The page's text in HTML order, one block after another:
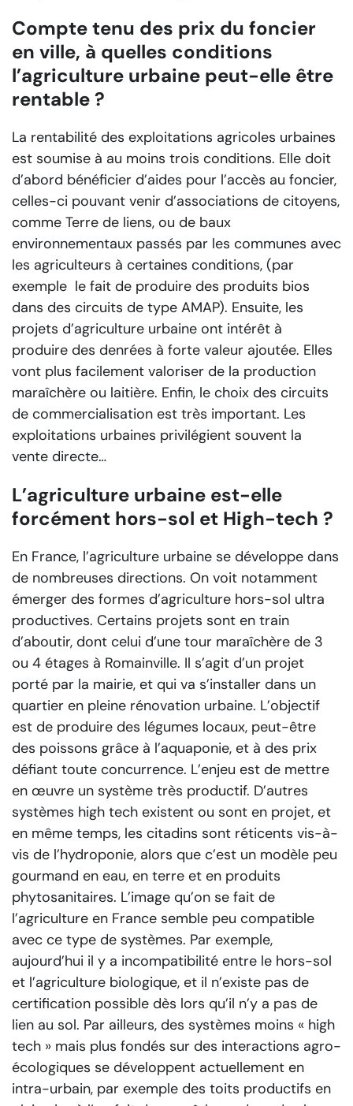
Compte tenu des prix du foncier
en ville, à quelles conditions
l’agriculture urbaine peut-elle être
rentable ?
La rentabilité des exploitations agricoles urbaines
est soumise à au moins trois conditions. Elle doit
d’abord bénéficier d’aides pour l’accès au foncier,
celles-ci pouvant venir d’associations de citoyens,
comme Terre de liens, ou de baux
environnementaux passés par les communes avec
les agriculteurs à certaines conditions, (par
exemple le fait de produire des produits bios
dans des circuits de type AMAP). Ensuite, les
projets d’agriculture urbaine ont intérêt à
produire des denrées à forte valeur ajoutée. Elles
vont plus facilement valoriser de la production
maraîchère ou laitière. Enfin, le choix des circuits
de commercialisation est très important. Les
exploitations urbaines privilégient souvent la
vente directe…
L’agriculture urbaine est-elle
forcément hors-sol et High-tech ?
En France, l’agriculture urbaine se développe dans
de nombreuses directions. On voit notamment
émerger des formes d’agriculture hors-sol ultra
productives. Certains projets sont en train
d’aboutir, dont celui d’une tour maraîchère de 3
ou 4 étages à Romainville. Il s’agit d’un projet
porté par la mairie, et qui va s’installer dans un
quartier en pleine rénovation urbaine. L’objectif
est de produire des légumes locaux, peut-être
des poissons grâce à l’aquaponie, et à des prix
défiant toute concurrence. L’enjeu est de mettre
en œuvre un système très productif. D’autres
systèmes high tech existent ou sont en projet, et
en même temps, les citadins sont réticents vis-à-
vis de l’hydroponie, alors que c’est un modèle peu
gourmand en eau, en terre et en produits
phytosanitaires. L’image qu’on se fait de
l’agriculture en France semble peu compatible
avec ce type de systèmes. Par exemple,
aujourd’hui il y a incompatibilité entre le hors-sol
et l’agriculture biologique, et il n’existe pas de
certification possible dès lors qu’il n’y a pas de
lien au sol. Par ailleurs, des systèmes moins « high
tech » mais plus fondés sur des interactions agro-
écologiques se développent actuellement en
intra-urbain, par exemple des toits productifs en